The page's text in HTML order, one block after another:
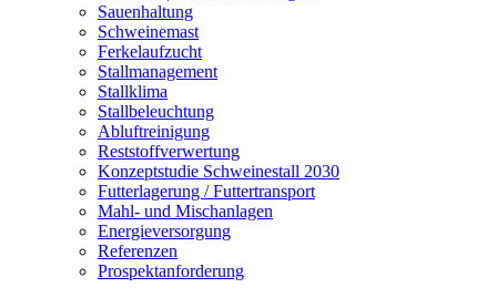
Sauenhaltung
Schweinemast
Ferkelaufzucht
Stallmanagement
Stallklima
Stallbeleuchtung
Abluftreinigung
Reststoffverwertung
Konzeptstudie Schweinestall 2030
Futterlagerung / Futtertransport
Mahl- und Mischanlagen
Energieversorgung
Referenzen
Prospektanforderung